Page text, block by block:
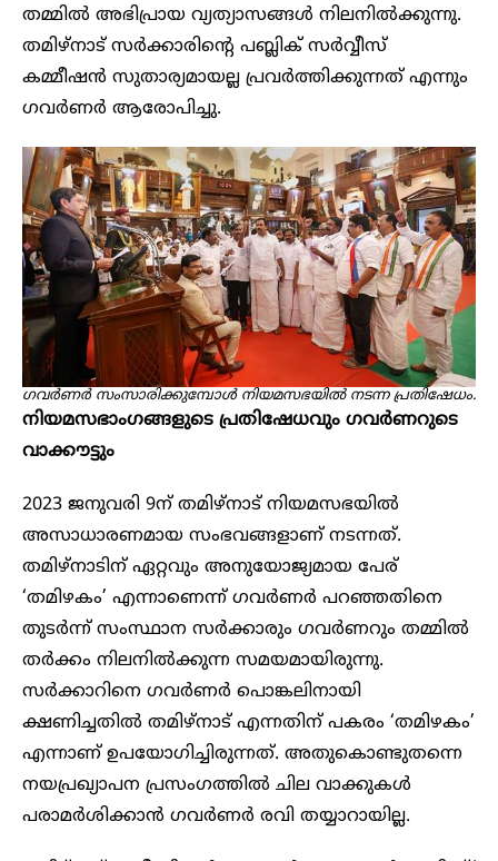
തമ്മിൽ അഭിപ്രായ വ്യത്യാസങ്ങൾ നിലനിൽക്കുന്നു.
തമിഴ്‌നാട് സർക്കാരിന്റെ പബ്ലിക് സർവ്വീസ്
കമ്മീഷൻ സുതാര്യമായല്ല പ്രവർത്തിക്കുന്നത് എന്നും
ഗവർണർ ആരോപിച്ചു.
​ഗവർണർ സംസാരിക്കുമ്പോൾ നിയമസഭയിൽ നടന്ന പ്രതിഷേധം.
നിയമസഭാംഗങ്ങളുടെ പ്രതിഷേധവും ഗവർണറുടെ
വാക്കൗട്ടും
2023 ജനുവരി 9ന് തമിഴ്‌നാട് നിയമസഭയിൽ
അസാധാരണമായ സംഭവങ്ങളാണ് നടന്നത്.
തമിഴ്നാടിന് ഏറ്റവും അനുയോജ്യമായ പേര്
‘തമിഴകം’ എന്നാണെന്ന് ഗവർണർ പറഞ്ഞതിനെ
തുടർന്ന് സംസ്ഥാന സർക്കാരും ​ഗവർണറും തമ്മിൽ
തർക്കം നിലനിൽക്കുന്ന സമയമായിരുന്നു.
സർക്കാറിനെ ഗവർണർ പൊങ്കലിനായി
ക്ഷണിച്ചതിൽ തമിഴ്നാട് എന്നതിന് പകരം ‘തമിഴകം’
എന്നാണ് ഉപയോ​ഗിച്ചിരുന്നത്. അതുകൊണ്ടുതന്നെ
നയപ്രഖ്യാപന പ്രസംഗത്തിൽ ചില വാക്കുകൾ
പരാമർശിക്കാൻ ഗവർണർ രവി തയ്യാറായില്ല.